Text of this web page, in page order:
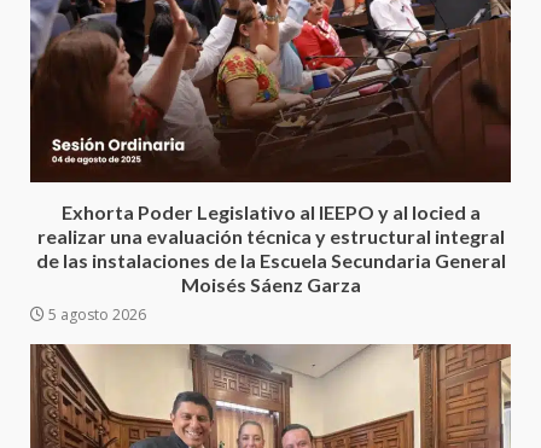
Exhorta Poder Legislativo al IEEPO y al Iocied a
realizar una evaluación técnica y estructural integral
de las instalaciones de la Escuela Secundaria General
Moisés Sáenz Garza
5 agosto 2026
3
Encuentro de Ariadna Montiel
con el Gobernador Salomón Jara
Cruz reafirma la consolidación
de la transformación en
territorio oaxaqueño
30 julio 2026
4
Juan Mazatlán
20 julio 2026